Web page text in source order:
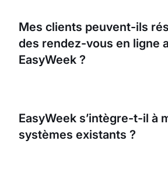
structure, notre plateforme peut
besoins spécifiques.
Mes clients peuvent-ils
des rendez-vous en ligne
EasyWeek ?
l’heure qui leur conviennent le
augmenter la satisfaction et la
EasyWeek s’intègre-t-il à
systèmes existants ?